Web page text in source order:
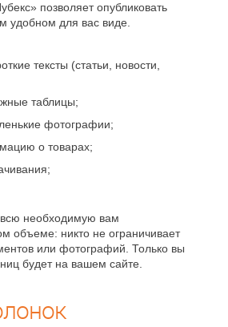
позволяет опубликовать
удобном для вас виде.
тексты (статьи, новости,
таблицы;
фотографии;
о товарах;
необходимую вам
объеме: никто не ограничивает
или фотографий. Только вы
будет на вашем сайте.